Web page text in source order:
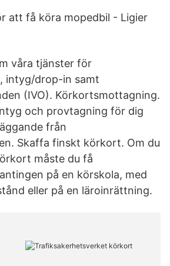
att få köra mopedbil - Ligier
våra tjänster för
intyg/drop-in samt
(IVO). Körkortsmottagning.
och provtagning för dig
från
Skaffa finskt körkort. Om du
måste du få
på en körskola, med
eller på en läroinrättning.